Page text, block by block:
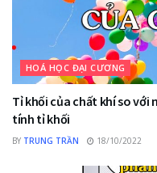
HOÁ HỌC ĐẠI CƯƠNG
Tỉ khối của chất khí so với
tính tỉ khối
BY TRUNG TRẦN 18/10/2022